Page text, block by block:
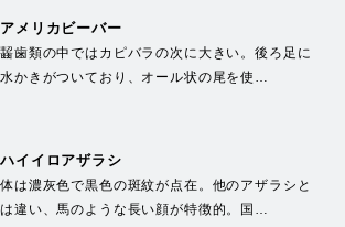
アメリカビーバー
齧歯類の中ではカピバラの次に大きい。後ろ足に
水かきがついており、オール状の尾を使…
ハイイロアザラシ
体は濃灰色で黒色の斑紋が点在。他のアザラシと
は違い、馬のような長い顔が特徴的。国…